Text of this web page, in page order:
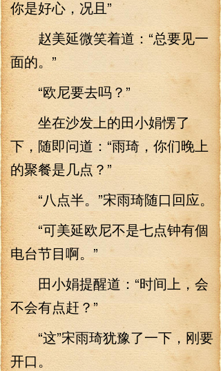
你是好心，况且”
赵美延微笑着道：“总要见一
面的。”
“欧尼要去吗？”
坐在沙发上的田小娟愣了
下，随即问道：“雨琦，你们晚上
的聚餐是几点？”
“八点半。”宋雨琦随口回应。
“可美延欧尼不是七点钟有個
电台节目啊。”
田小娟提醒道：“时间上，会
不会有点赶？”
“这”宋雨琦犹豫了一下，刚要
开口。